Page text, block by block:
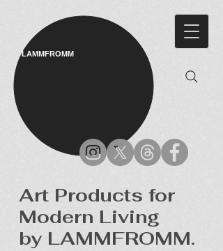
LAMMFROMM​
Art Products for
Modern Living
by LAMMFROMM.